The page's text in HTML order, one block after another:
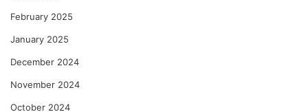
February 2025
January 2025
December 2024
November 2024
October 2024